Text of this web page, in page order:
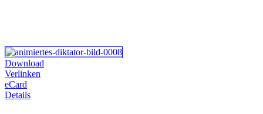
Download
Verlinken
eCard
Details